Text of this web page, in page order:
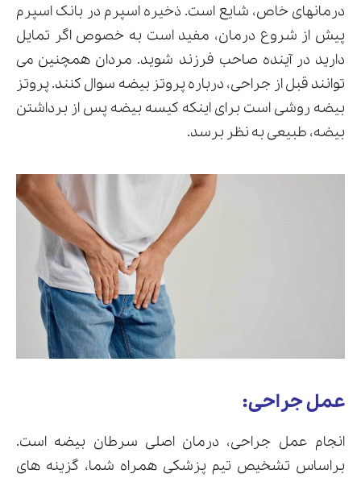
درمانهای خاص، شایع است. ذخیره اسپرم در بانک اسپرم
پیش از شروع درمان، مفید است به خصوص اگر تمایل
دارید در آینده صاحب فرزند شوید. مردان همچنین می
توانند قبل از جراحی، درباره پروتز بیضه سوال کنند. پروتز
بیضه روشی است برای اینکه کیسه بیضه پس از برداشتن
بیضه، طبیعی به نظر برسد.
عمل جراحی:
انجام عمل جراحی، درمان اصلی سرطان بیضه است.
براساس تشخیص تیم پزشکی همراه شما، گزینه های